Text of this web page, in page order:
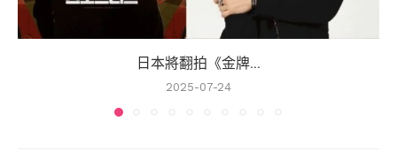
日本將翻拍《金牌...
2025-07-24